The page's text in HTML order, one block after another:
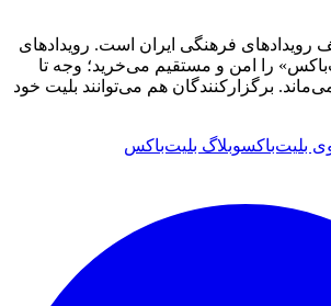
فرهنگی ایران است. رویدادهای
را امن و مستقیم می‌خرید؛ وجه تا
می‌ماند. برگزارکنندگان هم می‌توانند بلیت خود
بلیت‌باکسوبلاگ بلیت‌باکس